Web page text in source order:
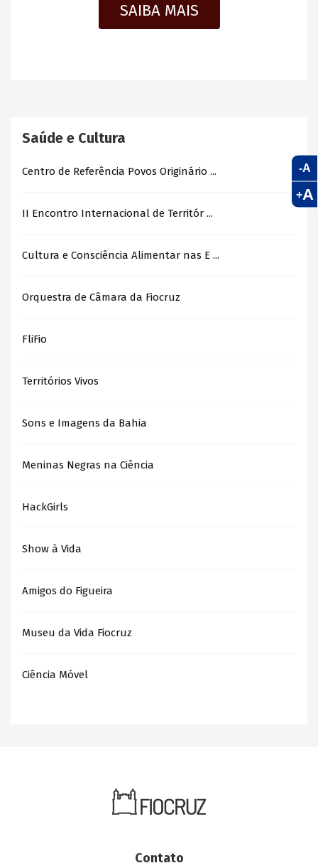
Saúde e Cultura
Centro de Referência Povos Originário ...
II Encontro Internacional de Territór ...
Cultura e Consciência Alimentar nas E ...
Orquestra de Câmara da Fiocruz
FliFio
Territórios Vivos
Sons e Imagens da Bahia
Meninas Negras na Ciência
HackGirls
Show à Vida
Amigos do Figueira
Museu da Vida Fiocruz
Ciência Móvel
SAIBA MAIS
Contato
-A
+A